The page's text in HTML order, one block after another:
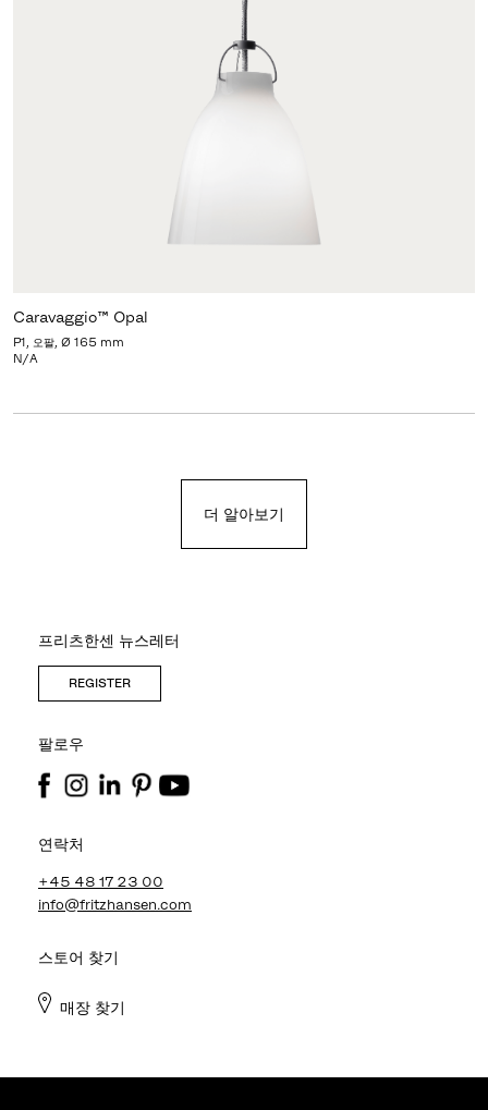
Caravaggio™ Opal
P1, 오팔, Ø 165 mm
N/A
더 알아보기
프리츠한센 뉴스레터
REGISTER
팔로우
연락처
+45 48 17 23 00
info@fritzhansen.com
스토어 찾기
매장 찾기